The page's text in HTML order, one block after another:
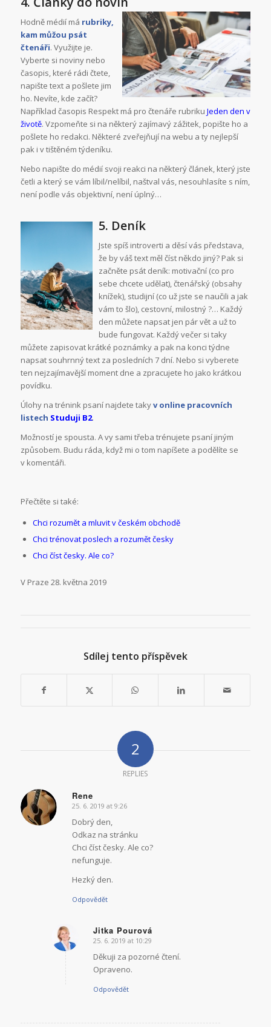
Hodně médií má rubriky,
kam můžou psát
čtenáři. Využijte je.
Vyberte si noviny nebo
časopis, které rádi čtete,
napište text a pošlete jim
ho. Nevíte, kde začít?
Například časopis Respekt má pro čtenáře rubriku Jeden den v
životě. Vzpomeňte si na některý zajímavý zážitek, popište ho a
pošlete ho redakci. Některé zveřejňují na webu a ty nejlepší
pak i v tištěném týdeníku.
Nebo napište do médií svoji reakci na některý článek, který jste
četli a který se vám líbil/nelíbil, naštval vás, nesouhlasíte s ním,
není podle vás objektivní, není úplný…
5. Deník
Jste spíš introverti a děsí vás představa,
že by váš text měl číst někdo jiný? Pak si
začněte psát deník: motivační (co pro
sebe chcete udělat), čtenářský (obsahy
knížek), studijní (co už jste se naučili a jak
vám to šlo), cestovní, milostný ?… Každý
den můžete napsat jen pár vět a už to
bude fungovat. Každý večer si taky
můžete zapisovat krátké poznámky a pak na konci týdne
napsat souhrnný text za posledních 7 dní. Nebo si vyberete
ten nejzajímavější moment dne a zpracujete ho jako krátkou
povídku.
Úlohy na trénink psaní najdete takyv online pracovních
listech Studuji B2.
Možností je spousta. A vy sami třeba trénujete psaní jiným
způsobem. Budu ráda, když mi o tom napíšete a podělíte se
v komentáři.
Přečtěte si také:
Chci rozumět a mluvit v českém obchodě
Chci trénovat poslech a rozumět česky
Chci číst česky. Ale co?
V Praze 28. května 2019
Sdílej tento příspěvek
2
REPLIES
Rene
says:
25. 6. 2019 at 9:26
Dobrý den,
Odkaz na stránku
Chci číst česky. Ale co?
nefunguje.
Hezký den.
Odpovědět
Jitka Pourová
says:
25. 6. 2019 at 10:29
Děkuji za pozorné čtení.
Opraveno.
Odpovědět